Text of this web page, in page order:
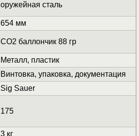
оружейная сталь
654 мм
СО2 баллончик 88 гр
Металл, пластик
Винтовка, упаковка, документация
Sig Sauer
175
3 кг